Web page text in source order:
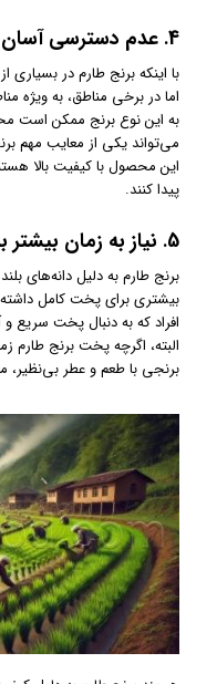
4. عدم دسترسی آسان
با اینکه برنج طارم در
اما در برخی مناطق، به ویژه
به این نوع برنج ممکن است
می‌تواند یکی از معایب مهم
این محصول با کیفیت بالا
پیدا کنند.
5. نیاز به زمان
برنج طارم به دلیل دانه‌های
بیشتری برای پخت کامل
افراد که به دنبال پخت
البته، اگرچه پخت برنج طارم
برنجی با طعم و عطر بی‌نظیر،